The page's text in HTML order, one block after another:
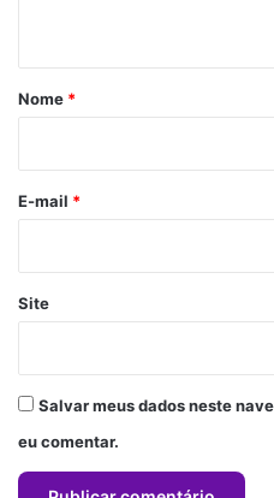
r
*
Nome *
E-mail *
Site
Salvar meus dados neste
eu comentar.